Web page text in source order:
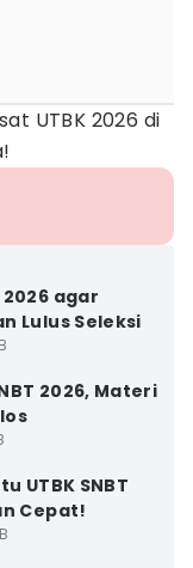
UTBK 2026 di
2026 agar
Lulus Seleksi
2026, Materi
UTBK SNBT
Cepat!